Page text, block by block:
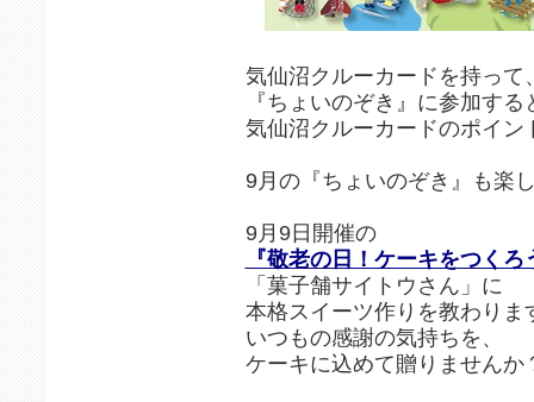
気仙沼クルーカードを持って
『ちょいのぞき』に参加する
気仙沼クルーカードのポイン
9月の『ちょいのぞき』も楽
9月9日開催の
『敬老の日！ケーキをつくろ
「菓子舗サイトウさん」に
本格スイーツ作りを教わりま
いつもの感謝の気持ちを、
ケーキに込めて贈りませんか